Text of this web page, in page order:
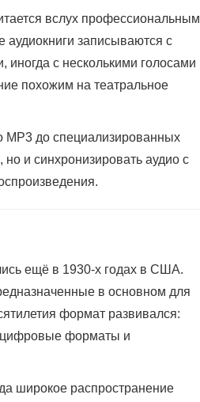
вслух профессиональным
записываются с
иногда с несколькими голосами
похожим на театральное
MP3 до специализированных
и синхронизировать аудио с
ещё в 1930-х годах в США.
в основном для
формат развивался:
цифровые форматы и
широкое распространение